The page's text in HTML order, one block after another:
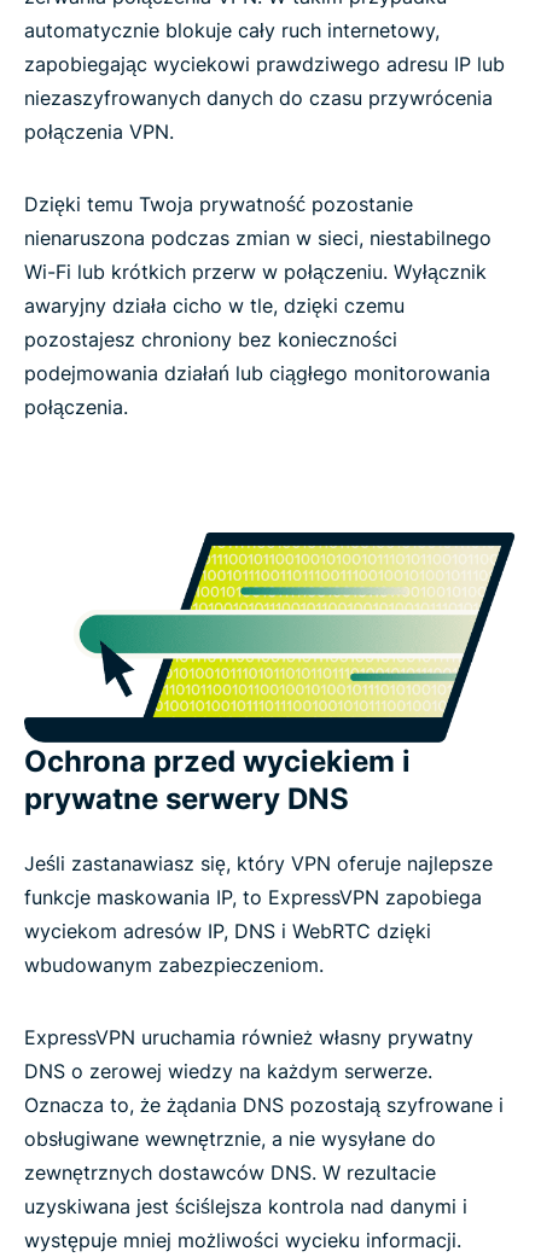
automatycznie blokuje cały ruch internetowy,
zapobiegając wyciekowi prawdziwego adresu IP lub
niezaszyfrowanych danych do czasu przywrócenia
połączenia VPN.
Dzięki temu Twoja prywatność pozostanie
nienaruszona podczas zmian w sieci, niestabilnego
Wi-Fi lub krótkich przerw w połączeniu. Wyłącznik
awaryjny działa cicho w tle, dzięki czemu
pozostajesz chroniony bez konieczności
podejmowania działań lub ciągłego monitorowania
połączenia.
Ochrona przed wyciekiem i
prywatne serwery DNS
Jeśli zastanawiasz się, który VPN oferuje najlepsze
funkcje maskowania IP, to ExpressVPN zapobiega
wyciekom adresów IP, DNS i WebRTC dzięki
wbudowanym zabezpieczeniom.
ExpressVPN uruchamia również własny prywatny
DNS o zerowej wiedzy na każdym serwerze.
Oznacza to, że żądania DNS pozostają szyfrowane i
obsługiwane wewnętrznie, a nie wysyłane do
zewnętrznych dostawców DNS. W rezultacie
uzyskiwana jest ściślejsza kontrola nad danymi i
występuje mniej możliwości wycieku informacji.